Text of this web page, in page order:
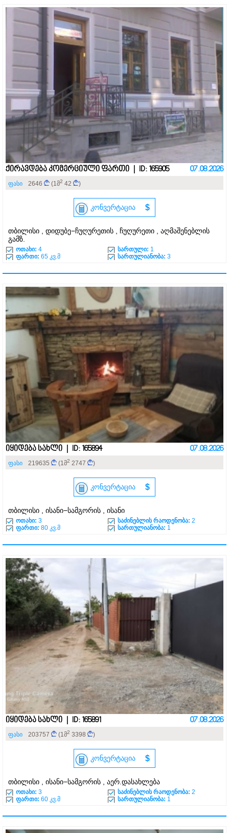
ქირავდება კომერციული ფართი | ID: 165905 07.08.2026
ფასი 2646 (1მ2 42 )
კონვერტაცია $
თბილისი , დიდუბე−ჩუღურეთის , ჩუღურეთი , აღმაშენებლის
გამზ.
ოთახი: 4 სართული: 1
ფართი: 65 კვ.მ სართულიანობა: 3
იყიდება სახლი | ID: 165894 07.08.2026
ფასი 219635 (1მ2 2747 )
კონვერტაცია $
თბილისი , ისანი−სამგორის , ისანი
ოთახი: 3 საძინებლის რაოდენობა: 2
ფართი: 80 კვ.მ სართულიანობა: 1
იყიდება სახლი | ID: 165891 07.08.2026
ფასი 203757 (1მ2 3398 )
კონვერტაცია $
თბილისი , ისანი−სამგორის , აერ.დასახლება
ოთახი: 3 საძინებლის რაოდენობა: 2
ფართი: 60 კვ.მ სართულიანობა: 1